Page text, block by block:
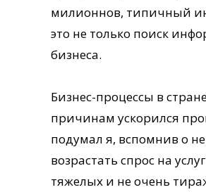
милионнов, типичный
это не только поиск
бизнеса.
Бизнес-процессы в
причинам ускорился
подумал я, вспомнив о
возрастать спрос на
тяжелых и не очень